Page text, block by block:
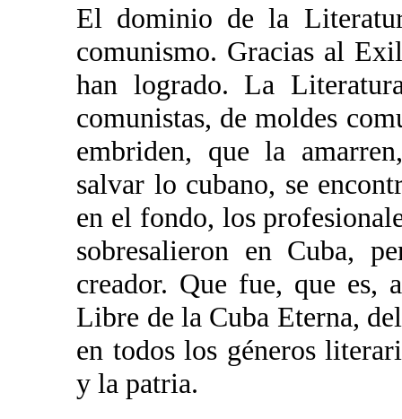
El dominio de la
comunismo. Gracias al
han logrado. La
comunistas, de moldes
embriden, que la
salvar lo cubano, se
en el fondo, los
sobresalieron en Cuba,
creador. Que fue, que es,
Libre de la Cuba Eterna,
en todos los géneros
y la patria.